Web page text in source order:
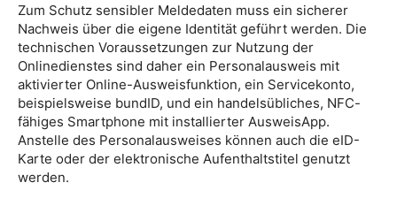
Zum Schutz sensibler Meldedaten muss ein sicherer
Nachweis über die eigene Identität geführt werden. Die
technischen Voraussetzungen zur Nutzung der
Onlinedienstes sind daher ein Personalausweis mit
aktivierter Online-Ausweisfunktion, ein Servicekonto,
beispielsweise bundID, und ein handelsübliches, NFC-
fähiges Smartphone mit installierter AusweisApp.
Anstelle des Personalausweises können auch die eID-
Karte oder der elektronische Aufenthaltstitel genutzt
werden.